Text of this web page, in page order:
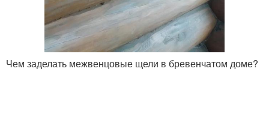
Чем заделать межвенцовые щели в бревенчатом доме?